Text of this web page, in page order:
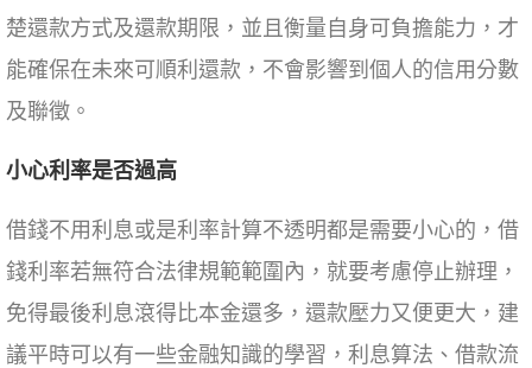
楚還款方式及還款期限，並且衡量自身可負擔能力，才
能確保在未來可順利還款，不會影響到個人的信用分數
及聯徵。
小心利率是否過高
借錢不用利息或是利率計算不透明都是需要小心的，借
錢利率若無符合法律規範範圍內，就要考慮停止辦理，
免得最後利息滾得比本金還多，還款壓力又便更大，建
議平時可以有一些金融知識的學習，利息算法、借款流